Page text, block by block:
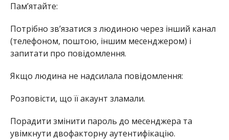
Пам’ятайте:
Потрібно зв’язатися з людиною через інший канал
(телефоном, поштою, іншим месенджером) і
запитати про повідомлення.
Якщо людина не надсилала повідомлення:
Розповісти, що її акаунт зламали.
Порадити змінити пароль до месенджера та
увімкнути двофакторну аутентифікацію.